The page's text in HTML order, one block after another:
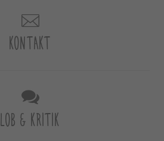
KONTAKT
LOB & KRITIK